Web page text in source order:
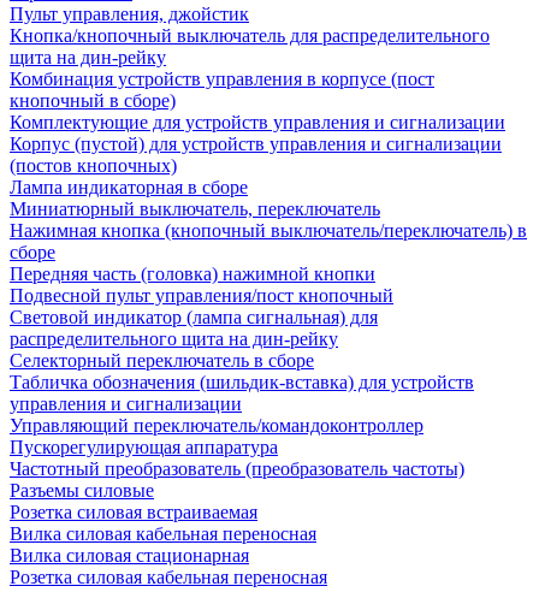
Пульт управления, джойстик
Кнопка/кнопочный выключатель для распределительного
щита на дин-рейку
Комбинация устройств управления в корпусе (пост
кнопочный в сборе)
Комплектующие для устройств управления и сигнализации
Корпус (пустой) для устройств управления и сигнализации
(постов кнопочных)
Лампа индикаторная в сборе
Миниатюрный выключатель, переключатель
Нажимная кнопка (кнопочный выключатель/переключатель) в
сборе
Передняя часть (головка) нажимной кнопки
Подвесной пульт управления/пост кнопочный
Световой индикатор (лампа сигнальная) для
распределительного щита на дин-рейку
Селекторный переключатель в сборе
Табличка обозначения (шильдик-вставка) для устройств
управления и сигнализации
Управляющий переключатель/командоконтроллер
Пускорегулирующая аппаратура
Частотный преобразователь (преобразователь частоты)
Разъемы силовые
Розетка силовая встраиваемая
Вилка силовая кабельная переносная
Вилка силовая стационарная
Розетка силовая кабельная переносная